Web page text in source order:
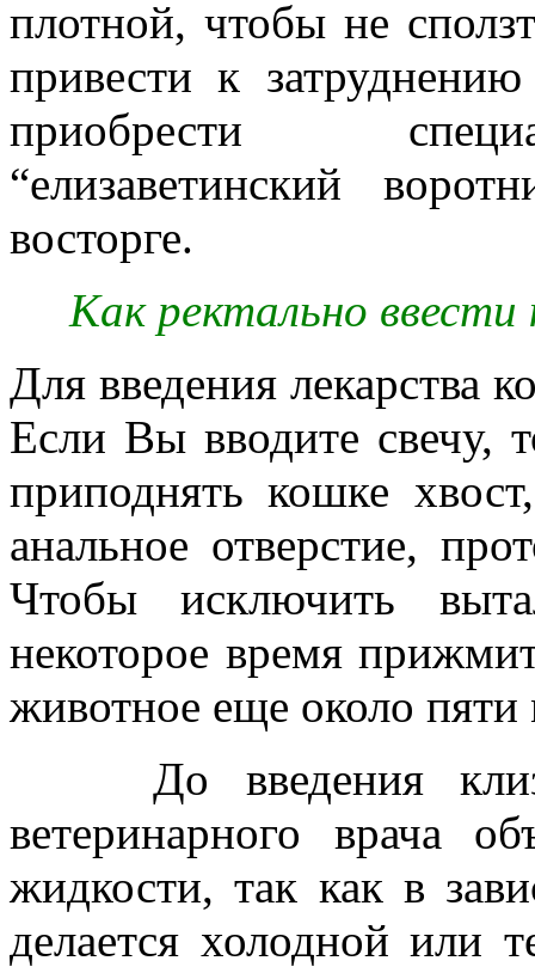
плотной, чтобы не
привести к
приобрести
“елизаветинский
восторге.
Как ректально
Для введения лекарства
Если Вы вводите свечу,
приподнять кошке
анальное отверстие,
Чтобы исключить
некоторое время
животное еще около пяти
До введения
ветеринарного врача
жидкости, так как в
делается холодной или